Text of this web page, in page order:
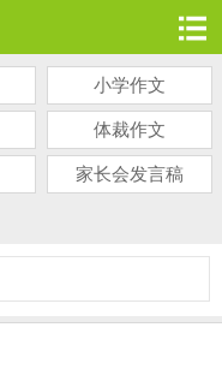
小学作文
体裁作文
家长会发言稿